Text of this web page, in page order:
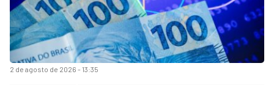
2 de agosto de 2026 - 13:35